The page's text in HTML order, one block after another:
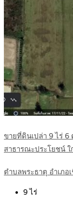
ขายที่ดินเปล่า 9 ไร่ 6
สาธารณะประโยชน์ ใ
ตำบลพระธาตุ อำเภอ
9 ไร่